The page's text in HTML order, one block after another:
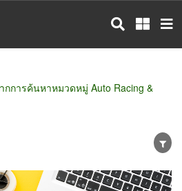
กการค้นหาหมวดหมู่ Auto Racing &